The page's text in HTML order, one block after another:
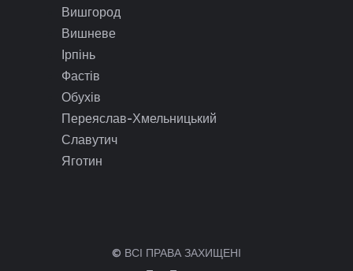
Вишгород
Вишневе
Ірпінь
Фастів
Обухів
Переяслав-Хмельницький
Славутич
Яготин
© ВСІ ПРАВА ЗАХИЩЕНІ